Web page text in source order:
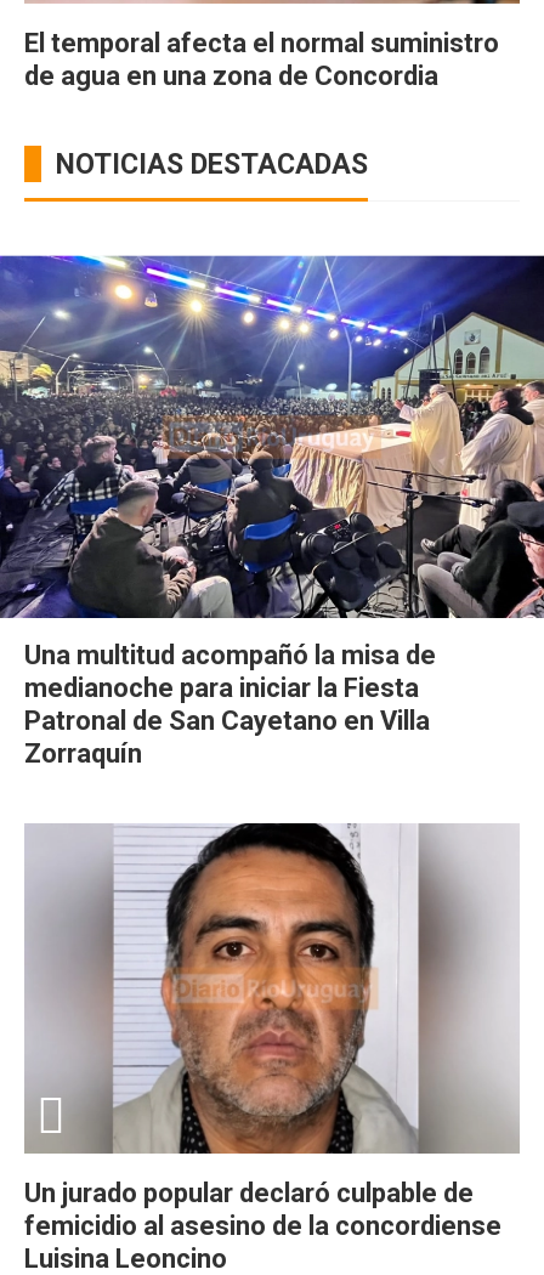
El temporal afecta el normal suministro
de agua en una zona de Concordia
NOTICIAS DESTACADAS
Una multitud acompañó la misa de
medianoche para iniciar la Fiesta
Patronal de San Cayetano en Villa
Zorraquín
Un jurado popular declaró culpable de
femicidio al asesino de la concordiense
Luisina Leoncino